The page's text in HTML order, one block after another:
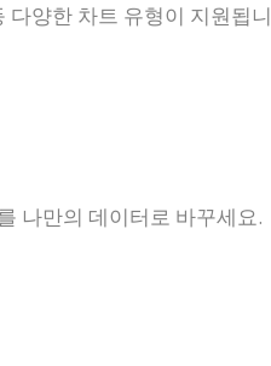
다양한 차트 유형이 지원됩니
나만의 데이터로 바꾸세요.